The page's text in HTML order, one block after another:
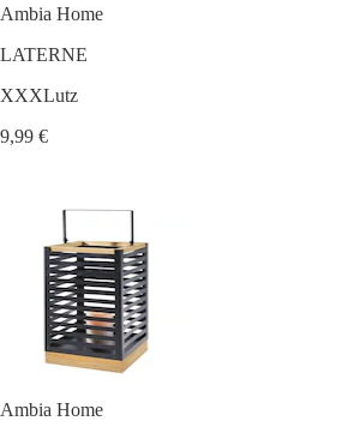
Ambia Home
LATERNE
XXXLutz
9,99 €
Ambia Home